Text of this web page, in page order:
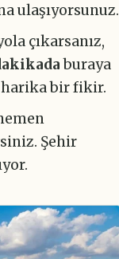
ulaşıyorsunuz.
çıkarsanız,
buraya
bir fikir.
Şehir